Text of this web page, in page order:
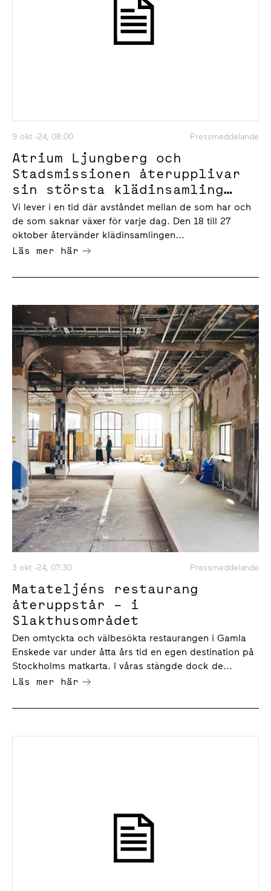
9 okt -24, 08:00 Pressmeddelande
Atrium Ljungberg och
Stadsmissionen återupplivar
sin största klädinsamling
Återwin-win – till förmån för
människor i utsatthet
Vi lever i en tid där avståndet mellan de som har och
de som saknar växer för varje dag. Den 18 till 27
oktober återvänder klädinsamlingen...
Läs mer här
3 okt -24, 07:30 Pressmeddelande
Matateljéns restaurang
återuppstår – i
Slakthusområdet
Den omtyckta och välbesökta restaurangen i Gamla
Enskede var under åtta års tid en egen destination på
Stockholms matkarta. I våras stängde dock de...
Läs mer här